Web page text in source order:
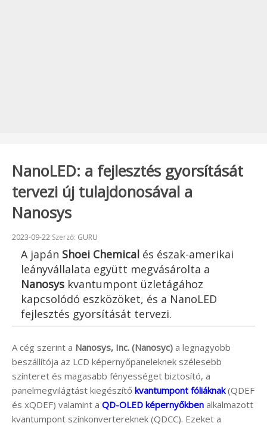
NanoLED: a fejlesztés gyorsítását
tervezi új tulajdonosával a
Nanosys
Beküldve:
2023-09-22 Szerző: GURU
A japán Shoei Chemical és észak-amerikai
leányvállalata együtt megvásárolta a
Nanosys kvantumpont üzletágához
kapcsolódó eszközöket, és a NanoLED
fejlesztés gyorsítását tervezi.
A cég szerint a Nanosys, Inc. (Nanosyc) a legnagyobb
beszállítója az LCD képernyőpaneleknek szélesebb
színteret és magasabb fényességet biztosító, a
panelmegvilágtást kiegészítő kvantumpont fóliáknak(QDEF
és xQDEF) valamint a QD-OLED képernyőkben alkalmazott
kvantumpont színkonvertereknek (QDCC). Ezeket a